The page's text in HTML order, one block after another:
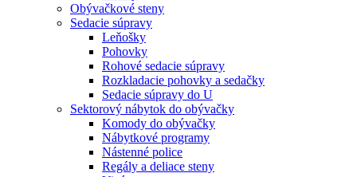
Obývačkové steny
Sedacie súpravy
Leňošky
Pohovky
Rohové sedacie súpravy
Rozkladacie pohovky a sedačky
Sedacie súpravy do U
Sektorový nábytok do obývačky
Komody do obývačky
Nábytkové programy
Nástenné police
Regály a deliace steny